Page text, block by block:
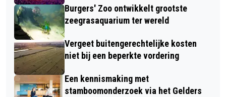
Burgers' Zoo ontwikkelt grootste
zeegrasaquarium ter wereld
Vergeet buitengerechtelijke kosten
niet bij een beperkte vordering
Een kennismaking met
stamboomonderzoek via het Gelders